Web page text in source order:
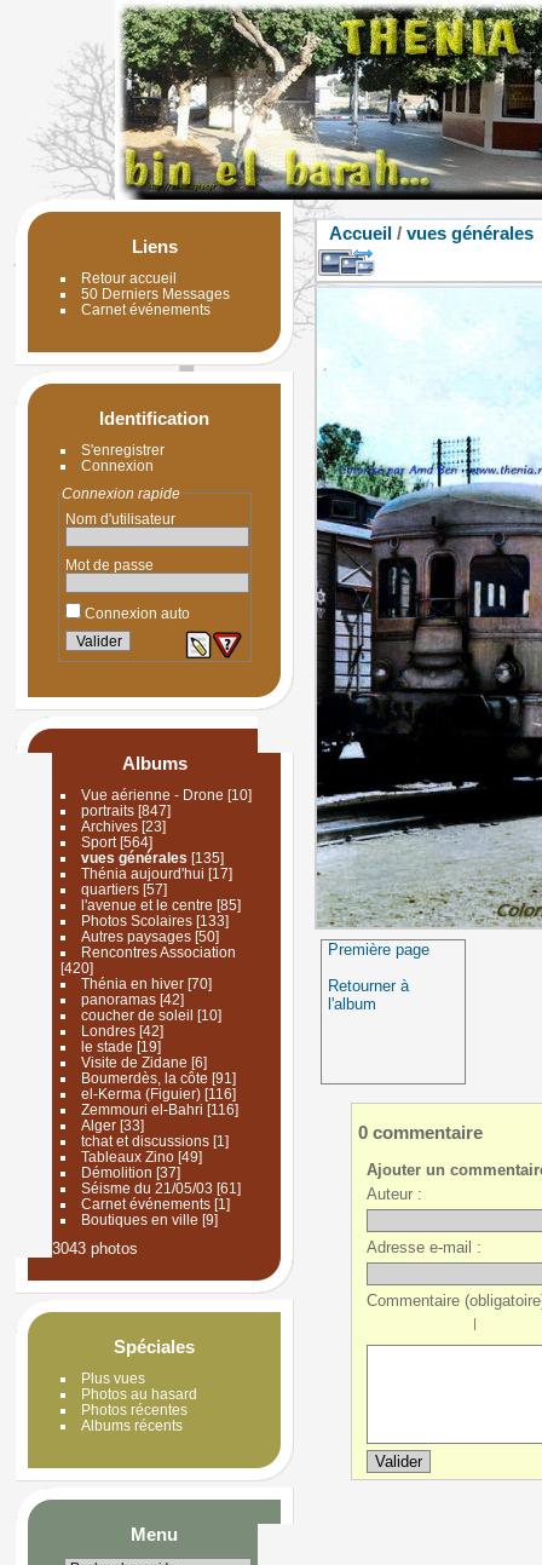
Liens
Retour accueil
50 Derniers Messages
Carnet événements
Identification
S'enregistrer
Connexion
Connexion rapide
Nom d'utilisateur
Mot de passe
Connexion auto
Albums
Vue aérienne - Drone [10]
portraits[847]
Archives [23]
Sport[564]
vues générales [135]
Thénia aujourd'hui [17]
quartiers[57]
l'avenue et le centre [85]
Photos Scolaires[133]
Autres paysages[50]
Rencontres Association
[420]
Thénia en hiver[70]
panoramas[42]
coucher de soleil [10]
Londres[42]
le stade [19]
Visite de Zidane [6]
Boumerdès, la côte [91]
el-Kerma (Figuier)[116]
Zemmouri el-Bahri [116]
Alger[33]
tchat et discussions[1]
Tableaux Zino[49]
Démolition [37]
Séisme du 21/05/03 [61]
Carnet événements[1]
Boutiques en ville [9]
3043 photos
Spéciales
Plus vues
Photos au hasard
Photos récentes
Albums récents
Menu
Accueil / vues générales
Première page
Retourner à
l'album
0 commentaire
Ajouter un
Auteur :
Adresse e-mail :
Commentaire
|